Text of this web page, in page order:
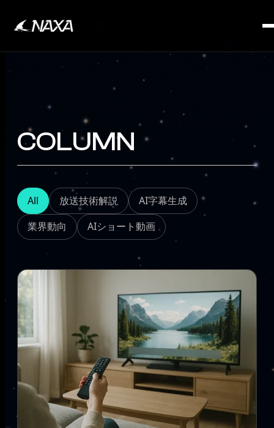
COLUMN
All 放送技術解説
AI字幕生成
業界動向
AIショート動画